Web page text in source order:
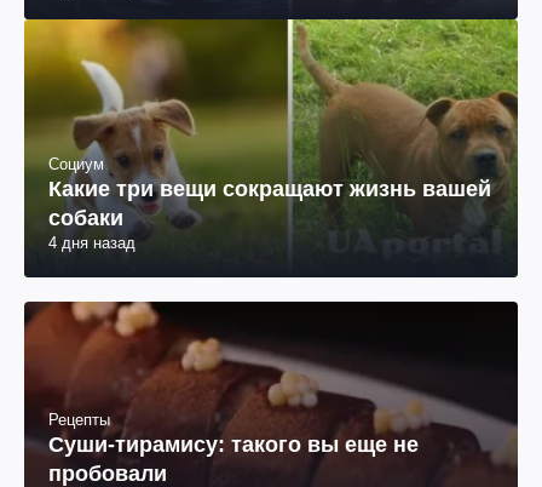
Социум
Какие три вещи сокращают жизнь вашей
собаки
4 дня назад
Рецепты
Суши-тирамису: такого вы еще не
пробовали